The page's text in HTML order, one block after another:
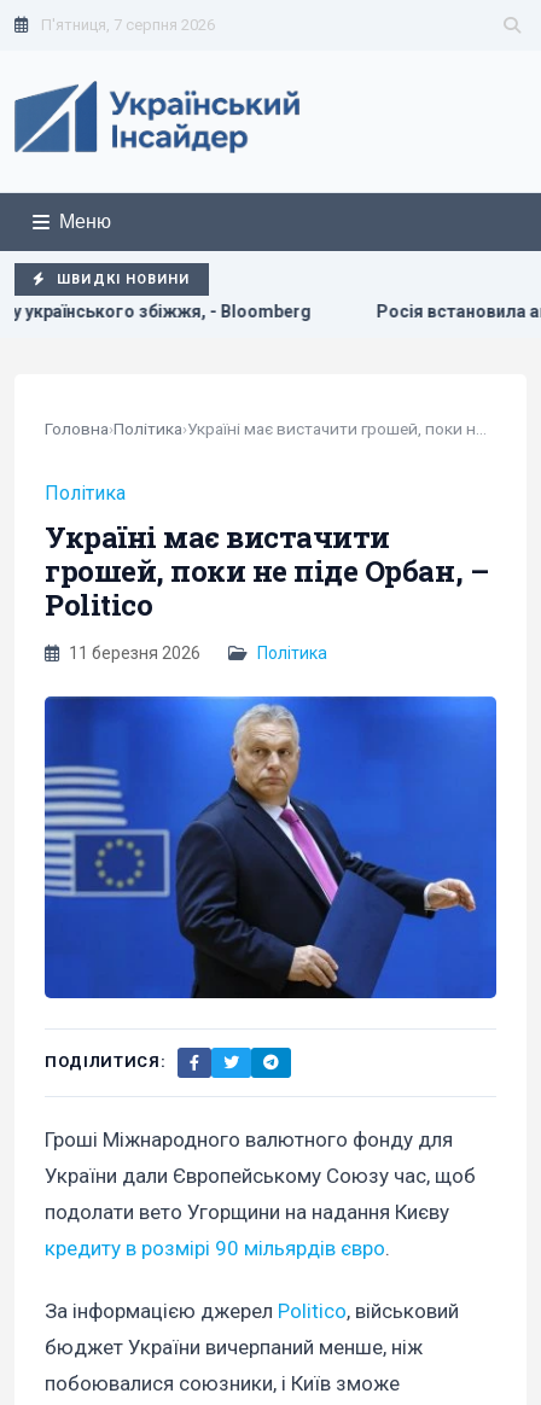
П'ятниця, 7 серпня 2026
Меню
ШВИДКІ НОВИНИ
- Bloomberg Росія встановила антидронові сітки на
Головна›Політика›
Політика
Україні має вистачити
грошей, поки не піде Орбан, –
Politico
11 березня 2026 Політика
ПОДІЛИТИСЯ:
Гроші Міжнародного валютного фонду для
України дали Європейському Союзу час, щоб
подолати вето Угорщини на надання Києву
кредиту в розмірі 90 мільярдів євро.
За інформацією джерел Politico, військовий
бюджет України вичерпаний менше, ніж
побоювалися союзники, і Київ зможе